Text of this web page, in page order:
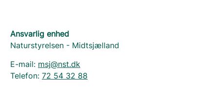
Ansvarlig enhed
Naturstyrelsen - Midtsjælland
E-mail: msj@nst.dk
Telefon: 72 54 32 88